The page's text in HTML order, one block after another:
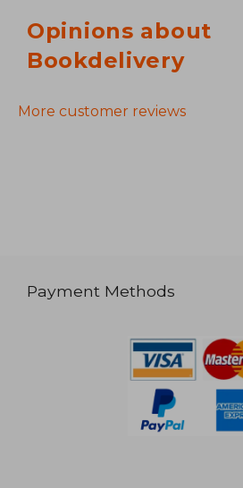
Opinions about
Bookdelivery
More customer reviews
Payment Methods